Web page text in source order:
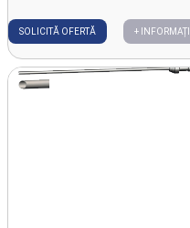
SOLICITĂ OFERTĂ + INFORMAȚII